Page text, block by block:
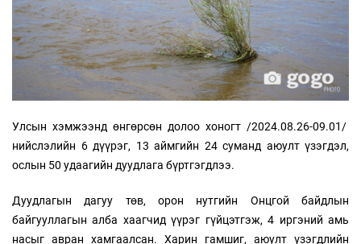
Улсын хэмжээнд өнгөрсөн долоо хоногт /2024.08.26-09.01/
нийслэлийн 6 дүүрэг, 13 аймгийн 24 суманд аюулт үзэгдэл,
ослын 50 удаагийн дуудлага бүртгэгдлээ.
Дуудлагын дагуу төв, орон нутгийн Онцгой байдлын
байгууллагын алба хаагчид үүрэг гүйцэтгэж, 4 иргэний амь
насыг авран хамгаалсан. Харин гамшиг, аюулт үзэгдлийн